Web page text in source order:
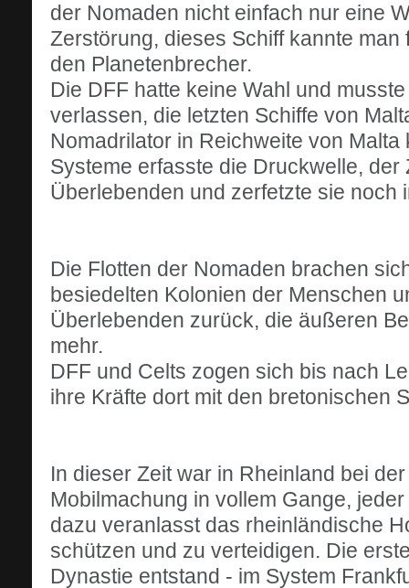
der Nomaden nicht einfach nur eine
Zerstörung, dieses Schiff kannte
den Planetenbrecher.
Die DFF hatte keine Wahl und
verlassen, die letzten Schiffe von
Nomadrilator in Reichweite von
Systeme erfasste die Druckwelle,
Überlebenden und zerfetzte sie noch
Die Flotten der Nomaden brachen
besiedelten Kolonien der Menschen
Überlebenden zurück, die äußeren
mehr.
DFF und Celts zogen sich bis nach
ihre Kräfte dort mit den bretonischen
In dieser Zeit war in Rheinland bei
Mobilmachung in vollem Gange,
dazu veranlasst das rheinländische
schützen und zu verteidigen. Die
Dynastie entstand - im System